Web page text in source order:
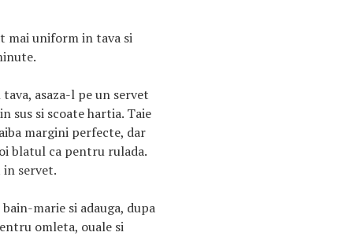
uniform in tava si
asaza-l pe un servet
sus si scoate hartia. Taie
margini perfecte, dar
blatul ca pentru rulada.
in servet.
marie si adauga, dupa
omleta, ouale si